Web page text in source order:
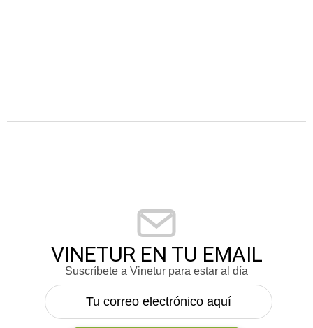
VINETUR EN TU EMAIL
Suscríbete a Vinetur para estar al día